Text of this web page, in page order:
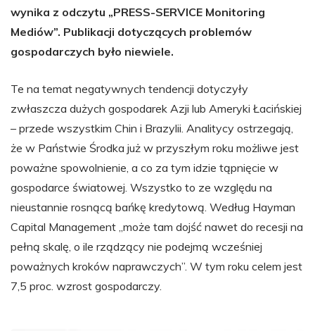
wynika z odczytu „PRESS-SERVICE Monitoring
Mediów”. Publikacji dotyczących problemów
gospodarczych było niewiele.
Te na temat negatywnych tendencji dotyczyły
zwłaszcza dużych gospodarek Azji lub Ameryki Łacińskiej
– przede wszystkim Chin i Brazylii. Analitycy ostrzegają,
że w Państwie Środka już w przyszłym roku możliwe jest
poważne spowolnienie, a co za tym idzie tąpnięcie w
gospodarce światowej. Wszystko to ze względu na
nieustannie rosnącą bańkę kredytową. Według Hayman
Capital Management „może tam dojść nawet do recesji na
pełną skalę, o ile rządzący nie podejmą wcześniej
poważnych kroków naprawczych”. W tym roku celem jest
7,5 proc. wzrost gospodarczy.